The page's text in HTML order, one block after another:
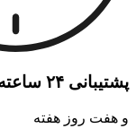
پشتیبانی ۲۴ ساعته
و هفت روز هفته